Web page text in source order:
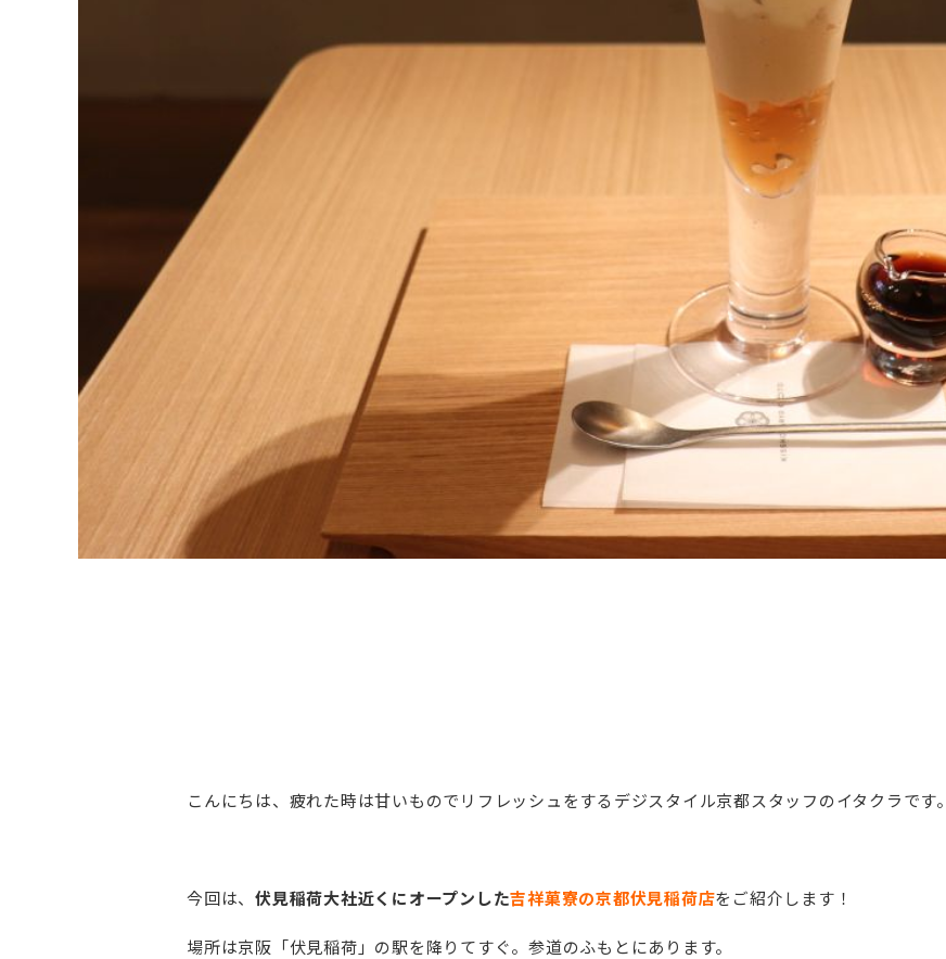
こんにちは、疲れた時は甘いものでリフレッシュをするデジスタイル京都スタッフのイタクラです。
今回は、 伏見稲荷大社近くにオープンした吉祥菓寮の京都伏見稲荷店をご紹介します！
場所は京阪「伏見稲荷」の駅を降りてすぐ。参道のふもとにあります。